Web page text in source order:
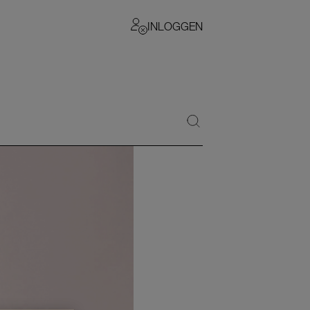
INLOGGEN